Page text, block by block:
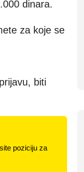
dinara.
za koje se
biti
poziciju za